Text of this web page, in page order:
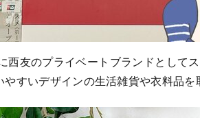
西友のプライベートブランドとして
やすいデザインの生活雑貨や衣料品を